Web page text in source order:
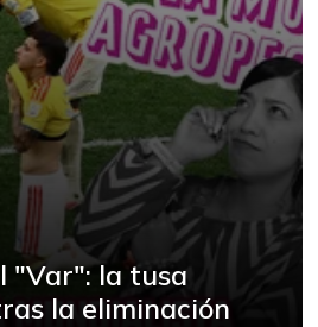
"Var": la tusa
la eliminación